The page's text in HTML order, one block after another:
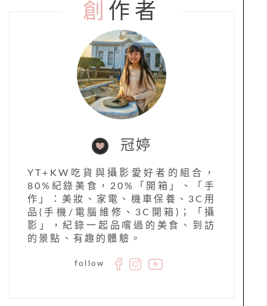
創 作者
冠婷
YT+KW吃貨與攝影愛好者的組合，
80%紀錄美食，20%「開箱」、「手
作」：美妝、家電、機車保養、3C用
品(手機/電腦維修、3C開箱)；「攝
影」，紀錄一起品嚐過的美食、到訪
的景點、有趣的體驗。
follow